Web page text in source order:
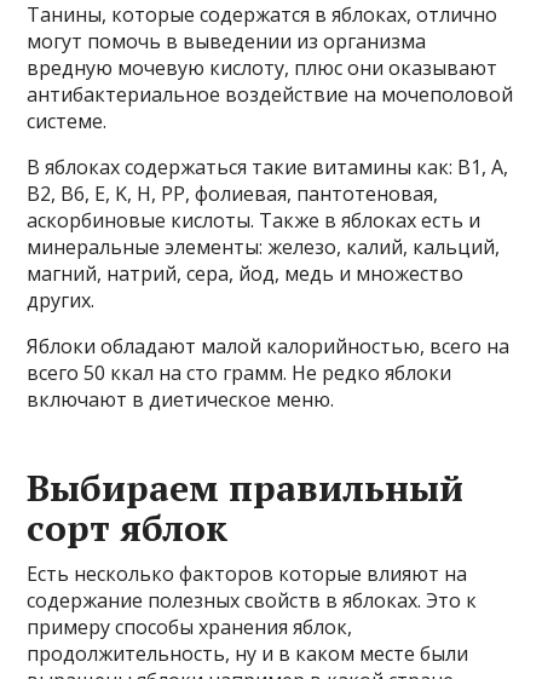
Танины, которые содержатся в яблоках, отлично
могут помочь в выведении из организма
вредную мочевую кислоту, плюс они оказывают
антибактериальное воздействие на мочеполовой
системе.
В яблоках содержаться такие витамины как: B1, A,
B2, B6, E, K, H, PP, фолиевая, пантотеновая,
аскорбиновые кислоты. Также в яблоках есть и
минеральные элементы: железо, калий, кальций,
магний, натрий, сера, йод, медь и множество
других.
Яблоки обладают малой калорийностью, всего на
всего 50 ккал на сто грамм. Не редко яблоки
включают в диетическое меню.
Выбираем правильный
сорт яблок
Есть несколько факторов которые влияют на
содержание полезных свойств в яблоках. Это к
примеру способы хранения яблок,
продолжительность, ну и в каком месте были